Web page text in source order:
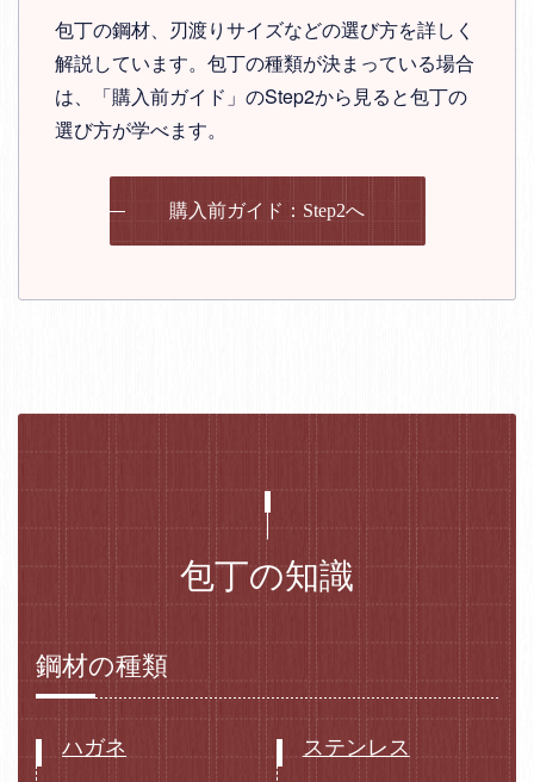
包丁の鋼材、刃渡りサイズなどの選び方を詳しく
解説しています。包丁の種類が決まっている場合
は、「購入前ガイド」のStep2から見ると包丁の
選び方が学べます。
購入前ガイド：Step2へ
包丁の知識
鋼材の種類
ハガネ ステンレス